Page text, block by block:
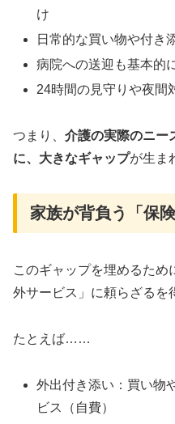
け
日常的な買い物や付き
病院への送迎も基本的
24時間の見守りや夜間
つまり、 介護の実際のニー
に、大きなギャップが生ま
家族が背負う「保
このギャップを埋めるため
外サービス」に頼らざるを
たとえば……
外出付き添い：買い物
ビス（自費）